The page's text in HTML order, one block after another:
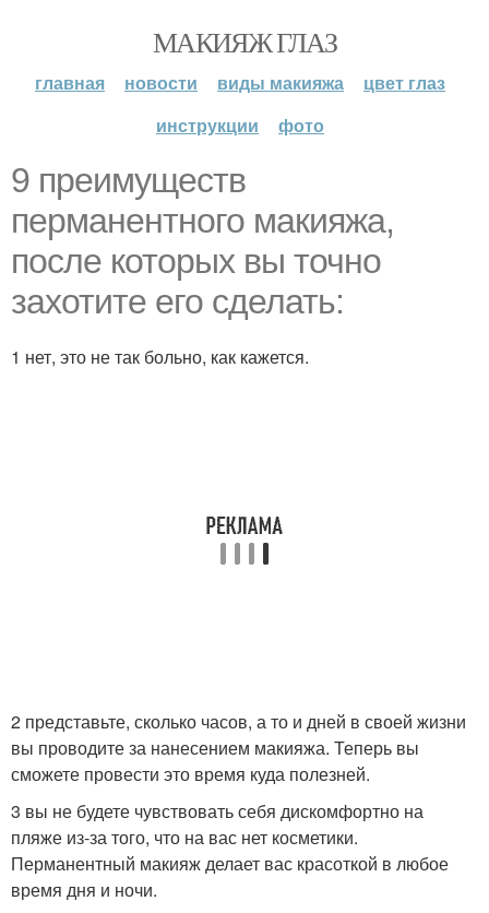
МАКИЯЖ ГЛАЗ
главная новости виды макияжа
цвет глаз
инструкции
фото
9 преимуществ
перманентного макияжа,
после которых вы точно
захотите его сделать:
1 нет, это не так больно, как кажется.
2 представьте, сколько часов, а то и дней в своей жизни
вы проводите за нанесением макияжа. Теперь вы
сможете провести это время куда полезней.
3 вы не будете чувствовать себя дискомфортно на
пляже из-за того, что на вас нет косметики.
Перманентный макияж делает вас красоткой в любое
время дня и ночи.